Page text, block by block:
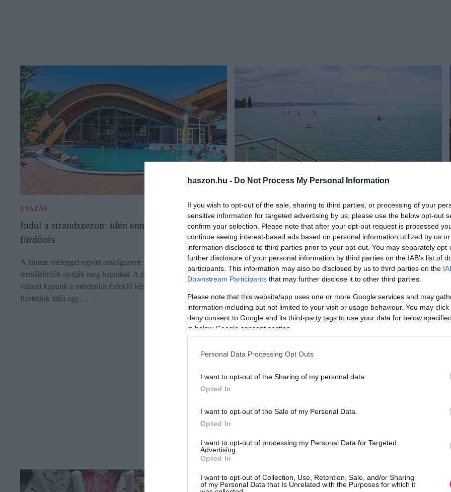
haszon.hu - Do Not Process My Personal Information
If you wish to opt-out of the sale, sharing to third parties, or processing of your
sensitive information for targeted advertising by us, please use the below opt-out
confirm your selection. Please note that after your opt-out request is processed
continue seeing interest-based ads based on personal information utilized by us
information disclosed to third parties prior to your opt-out. You may separately
further disclosure of your personal information by third parties on the IAB’s list of
participants. This information may also be disclosed by us to third parties on the
Downstream Participants that may further disclose it to other third parties.
Please note that this website/app uses one or more Google services and may
information including but not limited to your visit or usage behaviour. You may
deny consent to Google and its third-party tags to use your data for below
in below Google consent section.
Personal Data Processing Opt Outs
I want to opt-out of the Sharing of my personal data.
Opted In
I want to opt-out of the Sale of my Personal Data.
Opted In
I want to opt-out of processing my Personal Data for Targeted
Advertising.
Opted In
I want to opt-out of Collection, Use, Retention, Sale, and/or Sharing
of my Personal Data that Is Unrelated with the Purposes for which it
UTAZÁS
Indul a strandszezon: idén ennyibe kerülhet a
fürdőzés
A júniusi meleggel együtt országszerte újabb strandok és
termálfürdők nyitják meg kapuikat. A szezon indulásával pedig
választ kapunk a mindenkit érdeklő kérdésre is: mennyit kell
fizetnünk idén egy…
UTAZÁS
Balatoni körtérkép: ennyit kérnek el idén a
strandbelépőkért
800 és 10 000 forint. Ezen a széles skálán mozognak idén a
belépők a fizetős balatoni strandokon. A különbségek
jelentősek lehetnek.